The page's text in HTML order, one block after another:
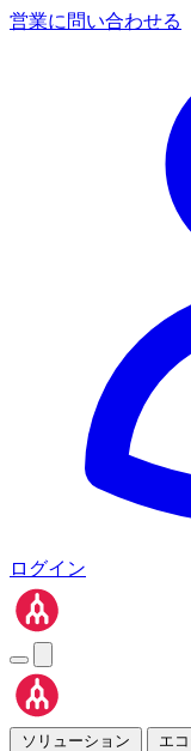
営業に問い合わせる
ログイン